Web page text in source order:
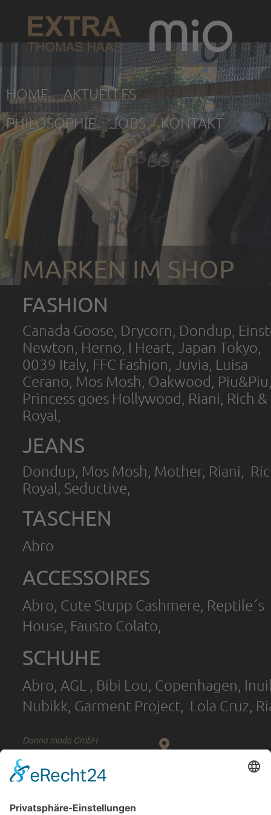
HOME
AKTUELLES
PHILOSOPHIE
JOBS KONTAKT
MARKEN IM SHOP
FASHION
Canada Goose, Drycorn, Dondup,
Newton, Herno, I Heart, Japan Tokyo,
0039 Italy, FFC Fashion, Juvia, Luisa
Cerano, Mos Mosh, Oakwood,
Princess goes Hollywood, Riani, Rich &
Royal,
JEANS
Dondup, Mos Mosh, Mother, Riani,
Royal, Seductive,
TASCHEN
Abro
ACCESSOIRES
Abro, Cute Stupp Cashmere, Reptile´s
House, Fausto Colato,
SCHUHE
Abro, AGL , Bibi Lou, Copenhagen,
Nubikk, Garment Project, Lola Cruz,
Donna moda GmbH
67655 Kaiserslautern
NEWSLETTER
Abonnieren Sie jetzt unseren
bleiben Sie immer auf dem
*Pflichtfeld
E-Mail-Adresse*
Vorname
Nachname